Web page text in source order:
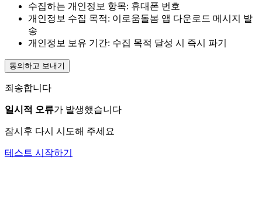
수집하는 개인정보 항목: 휴대폰 번호
개인정보 수집 목적: 이로움돌봄 앱 다운로드 메시지 발
송
개인정보 보유 기간: 수집 목적 달성 시 즉시 파기
동의하고 보내기
죄송합니다
일시적 오류가 발생했습니다
잠시후 다시 시도해 주세요
테스트 시작하기